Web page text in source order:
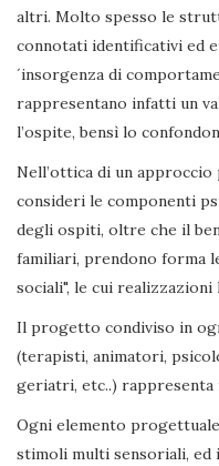
altri. Molto spesso le
connotati identificativi ed
´insorgenza di
rappresentano infatti un
l’ospite, bensì lo
Nell’ottica di un
consideri le componenti
degli ospiti, oltre che il
familiari, prendono forma
sociali", le cui
Il progetto condiviso in
(terapisti, animatori,
geriatri, etc..) rappresenta
Ogni elemento
stimoli multi sensoriali, ed